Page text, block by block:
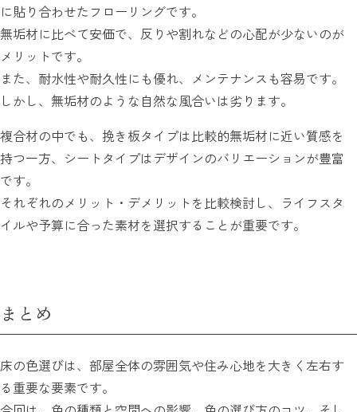
に貼り合わせたフローリングです。
無垢材に比べて安価で、反りや割れなどの心配が少ないのが
メリットです。
また、耐水性や耐久性にも優れ、メンテナンスも容易です。
しかし、無垢材のような自然な風合いは劣ります。
複合材の中でも、挽き板タイプは比較的無垢材に近い質感を
持つ一方、シートタイプはデザインのバリエーションが豊富
です。
それぞれのメリット・デメリットを比較検討し、ライフスタ
イルや予算に合った素材を選択することが重要です。
まとめ
床の色選びは、部屋全体の雰囲気や住み心地を大きく左右す
る重要な要素です。